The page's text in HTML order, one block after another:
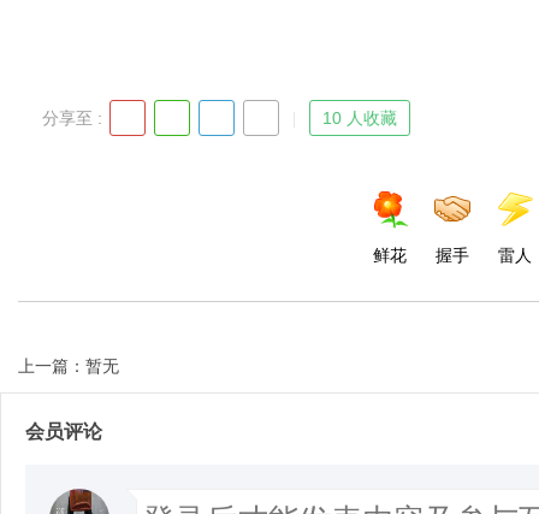
分享至 : 10 人收藏
鲜花 握手 雷人
上一篇：暂无
会员评论